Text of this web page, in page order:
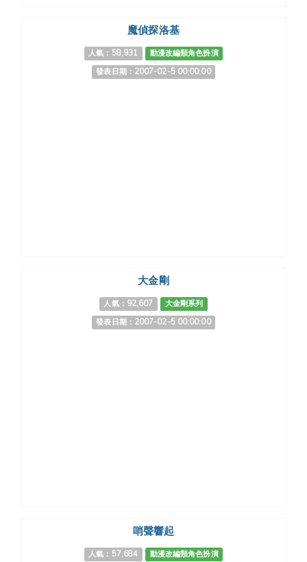
魔偵探洛基
人氣：58,931
動漫改編類角色扮演
發表日期：2007-02-5 00:00:00
大金剛
人氣：92,607
大金剛系列
發表日期：2007-02-5 00:00:00
哨聲響起
人氣：57,684
動漫改編類角色扮演